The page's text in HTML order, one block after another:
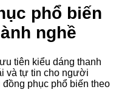
phổ biến
nghề
tiên kiểu dáng thanh
và tự tin cho người
phục phổ biến theo